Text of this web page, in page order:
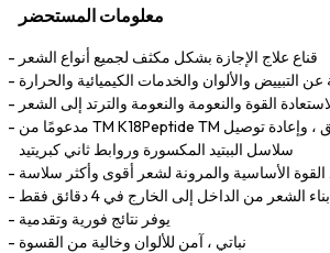
معلومات المستحضر
قناع علاج الإجازة بشكل مكثف لجميع أنواع الشعر
التبييض والألوان والخدمات الكيميائية والحرارة
القوة والنعومة والنعومة والترتد إلى الشعر
مدعومًا من TM K18Peptide TM الحاصل على براءة اختراع للعمل على طبقة الشعر الأعمق ، وإعادة توصيل
سلاسل الببتيد المكسورة وروابط ثاني كبريتيد
القوة الأساسية والمرونة لشعر أقوى وأكثر سلاسة
من الداخل إلى الخارج في 4 دقائق فقط
يوفر نتائج فورية وتقدمية
نباتي ، آمن للألوان وخالية من القسوة